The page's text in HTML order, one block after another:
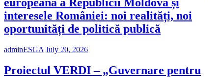
interesele României: noi realități, noi
oportunități de politică publică
adminESGA July 20, 2026
Proiectul VERDI – „Guvernare pentru